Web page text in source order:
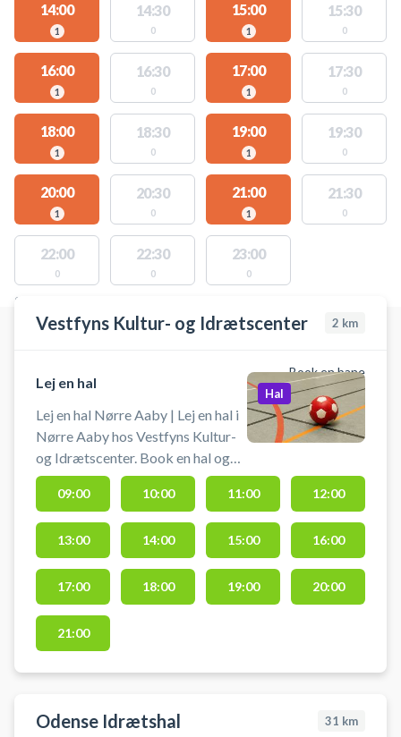
14:00
1
14:30
0
15:00
1
15:30
0
16:00
1
16:30
0
17:00
1
17:30
0
18:00
1
18:30
0
19:00
1
19:30
0
20:00
1
20:30
0
21:00
1
21:30
0
22:00
0
22:30
0
23:00
0
STEDER MED LEDIGE AKTIVITETER
Vestfyns Kultur- og Idrætscenter 2 km
Book en bane
Lej en hal
Lej en hal Nørre Aaby | Lej en hal i
Nørre Aaby hos Vestfyns Kultur-
og Idrætscenter. Book en hal og
spil bl.a. badminton på flere baner
eller håndbold i Nørre Aaby, hvor
du lejer en af Vestfyns Kultur- og
Idrætscenters hallerne. Gratis
parkering foran hallerne, hvis du er
i bil fra Middelfart, Ejby eller
Brenderup i forbindelse med din
booking af en hal i Vestfyns
Idrætscenter.
Hal
09:00 10:00 11:00 12:00
13:00 14:00 15:00 16:00
17:00 18:00 19:00 20:00
21:00
Odense Idrætshal 31 km